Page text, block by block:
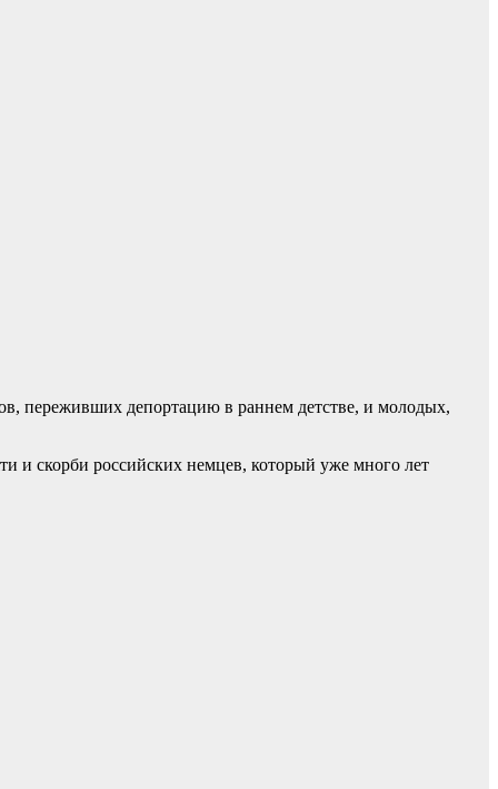
переживших депортацию в раннем детстве, и молодых,
и скорби российских немцев, который уже много лет